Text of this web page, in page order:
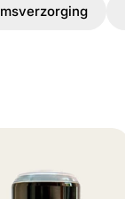
E
L